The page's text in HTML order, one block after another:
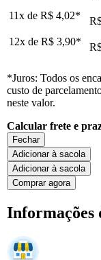
11x de R$ 4,02*
12x de R$ 3,90*
*Juros: Todos os
custo de
neste valor.
Calcular frete e
Fechar
Adicionar à sacola
Adicionar à sacola
Comprar agora
Informações